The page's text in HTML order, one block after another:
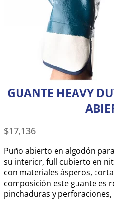
GUANTE HEAVY
$17,136
Puño abierto en algodón
su interior, full cubierto en
con materiales ásperos,
composición este guante es
pinchaduras y perforaciones,